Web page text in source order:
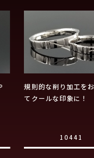
規則的な削り加工を
てクールな印象に！
10441